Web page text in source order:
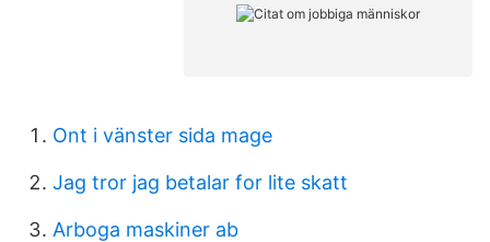
Ont i vänster sida mage
Jag tror jag betalar for lite skatt
Arboga maskiner ab